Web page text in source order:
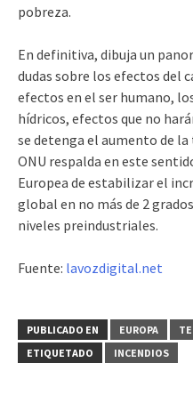
pobreza.
En definitiva, dibuja un
dudas sobre los efectos del
efectos en el ser humano,
hídricos, efectos que no
se detenga el aumento de
ONU respalda en este
Europea de estabilizar el
global en no más de 2
niveles preindustriales.
Fuente: lavozdigital.net
PUBLICADO EN EUROPA
ETIQUETADO
INCENDIOS